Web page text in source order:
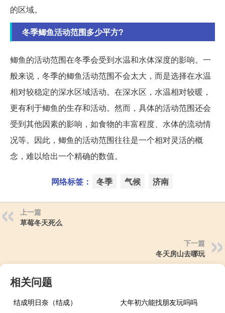
的区域。
冬季鲫鱼活动范围多少平方?
鲫鱼的活动范围在冬季会受到水温和水体深度的影响。一
般来说，冬季的鲫鱼活动范围不会太大，而是选择在水温
相对较稳定的深水区域活动。在深水区，水温相对较暖，
更有利于鲫鱼的生存和活动。然而，具体的活动范围还会
受到其他因素的影响，如食物的丰富程度、水体的流动情
况等。因此，鲫鱼的活动范围往往是一个相对灵活的概
念，难以给出一个精确的数值。
网络标签： 冬季 气候 济南
上一篇
草莓冬天死么
下一篇
冬天房山去哪玩
相关问题
结成明日奈（结成）
大年初六能找朋友玩吗吗